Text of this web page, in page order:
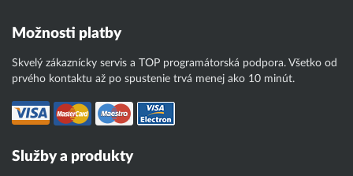
Možnosti platby
Skvelý zákaznícky servis a TOP programátorská podpora. Všetko od
prvého kontaktu až po spustenie trvá menej ako 10 minút.
Služby a produkty